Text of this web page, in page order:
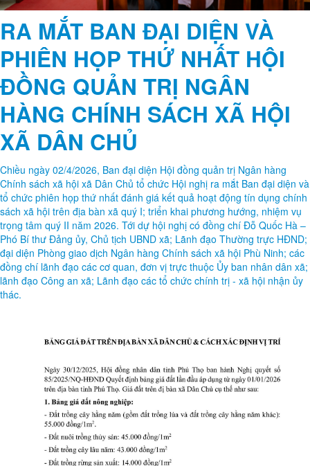
RA MẮT BAN ĐẠI DIỆN VÀ
PHIÊN HỌP THỨ NHẤT HỘI
ĐỒNG QUẢN TRỊ NGÂN
HÀNG CHÍNH SÁCH XÃ HỘI
XÃ DÂN CHỦ
Chiều ngày 02/4/2026, Ban đại diện Hội đồng quản trị Ngân hàng
Chính sách xã hội xã Dân Chủ tổ chức Hội nghị ra mắt Ban đại diện và
tổ chức phiên họp thứ nhất đánh giá kết quả hoạt động tín dụng chính
sách xã hội trên địa bàn xã quý I; triển khai phương hướng, nhiệm vụ
trọng tâm quý II năm 2026. Tới dự hội nghị có đồng chí Đỗ Quốc Hà –
Phó Bí thư Đảng ủy, Chủ tịch UBND xã; Lãnh đạo Thường trực HĐND;
đại diện Phòng giao dịch Ngân hàng Chính sách xã hội Phù Ninh; các
đồng chí lãnh đạo các cơ quan, đơn vị trực thuộc Ủy ban nhân dân xã;
lãnh đạo Công an xã; Lãnh đạo các tổ chức chính trị - xã hội nhận ủy
thác.